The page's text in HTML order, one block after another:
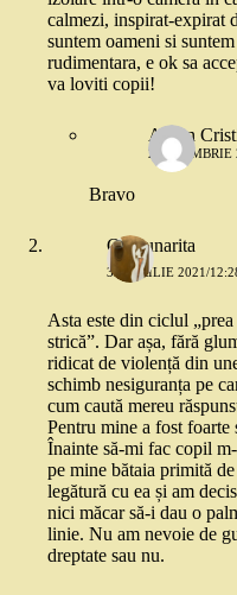
calmezi, inspirat-expirat
suntem oameni si
rudimentara, e ok sa
va loviti copii!
Anton
2 NOIEMBRIE
Bravo
Capsunarita
30 APRILIE 2021/
Asta este din ciclul
strică”. Dar așa, fără
ridicat de violență din
schimb nesiguranța pe
cum caută mereu
Pentru mine a fost foarte
Înainte să-mi fac copil
pe mine bătaia primită
legătură cu ea și am
nici măcar să-i dau o
linie. Nu am nevoie de
dreptate sau nu.